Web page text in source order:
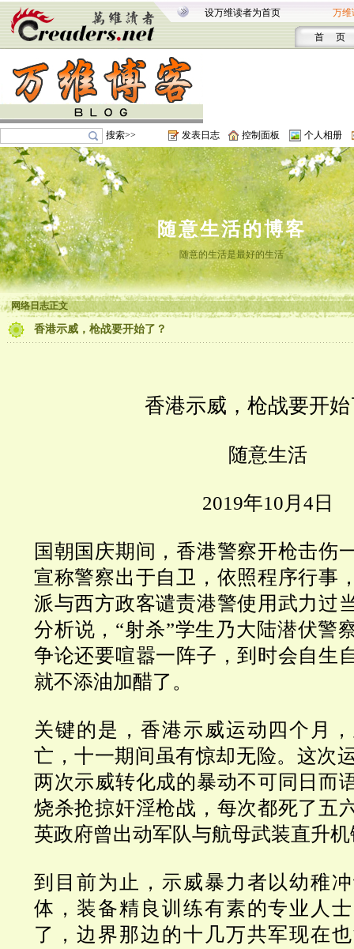
设万维读者为首页 万维
首 页
搜索>> 发表日志 控制面板 个人相册
随意生活的博客
随意的生活是最好的生活
网络日志正文
香港示威，枪战要开始了？
香港示威，枪战要开
随意生活
2019年10 月 4日
国朝国庆期间，香港警察开枪击伤
宣称警察出于自卫，依照程序行事
派与西方政客谴责港警使用武力过
分析说， “射杀”学生乃大陆潜伏警
争论还要喧嚣一阵子，到时会自生
就不添油加醋了。
关键的是，香港示威运动四个月
亡，十一期间虽有惊却无险。这次
两次示威转化成的暴动不可同日而
烧杀抢掠奸淫枪战，每次都死了五
英政府曾出动军队与航母武装直升
到目前为止，示威暴力者以幼稚
体，装备精良训练有素的专业人
了，边界那边的十几万共军现在